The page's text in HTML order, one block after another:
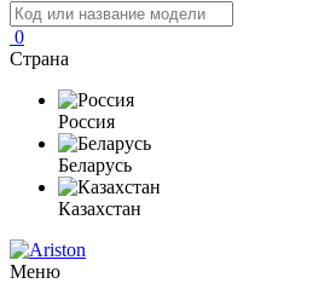
0
Страна
Россия
Беларусь
Казахстан
Меню